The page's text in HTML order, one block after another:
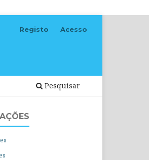
Pesquisar
Registo Acesso